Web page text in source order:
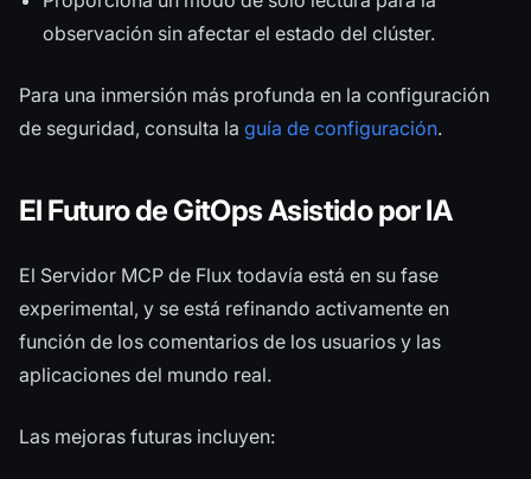
observación sin afectar el estado del clúster.
Para una inmersión más profunda en la configuración
de seguridad, consulta la guía de configuración.
El Futuro de GitOps Asistido por IA
El Servidor MCP de Flux todavía está en su fase
experimental, y se está refinando activamente en
función de los comentarios de los usuarios y las
aplicaciones del mundo real.
Las mejoras futuras incluyen: